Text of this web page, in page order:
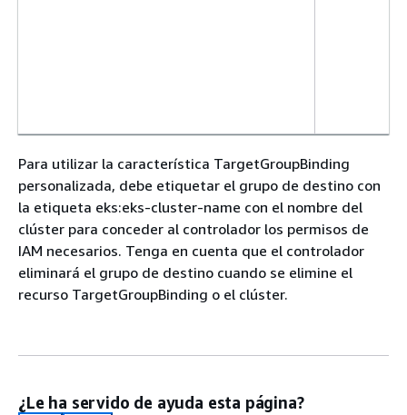
Para utilizar la característica TargetGroupBinding
personalizada, debe etiquetar el grupo de destino con
la etiqueta eks:eks-cluster-name con el nombre del
clúster para conceder al controlador los permisos de
IAM necesarios. Tenga en cuenta que el controlador
eliminará el grupo de destino cuando se elimine el
recurso TargetGroupBinding o el clúster.
¿Le ha servido de ayuda esta página?